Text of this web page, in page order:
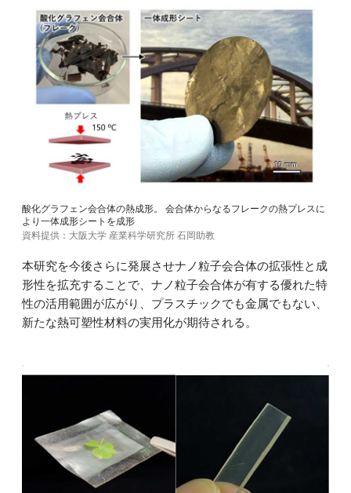
酸化グラフェン会合体の熱成形。 会合体からなるフレークの熱プレスに
より一体成形シートを成形
資料提供：大阪大学 産業科学研究所 石岡助教
本研究を今後さらに発展させナノ粒子会合体の拡張性と成
形性を拡充することで、ナノ粒子会合体が有する優れた特
性の活用範囲が広がり、プラスチックでも金属でもない、
新たな熱可塑性材料の実用化が期待される。